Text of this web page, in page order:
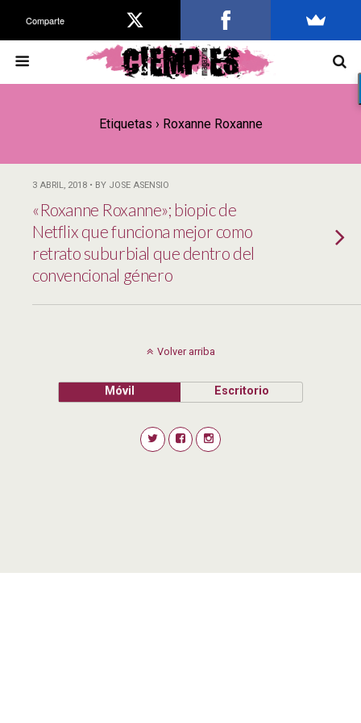
Etiquetas › Roxanne Roxanne
3 ABRIL, 2018 • BY JOSE ASENSIO
«Roxanne Roxanne»; biopic de
Netflix que funciona mejor como
retrato suburbial que dentro del
convencional género
Volver arriba
Móvil Escritorio
Comparte